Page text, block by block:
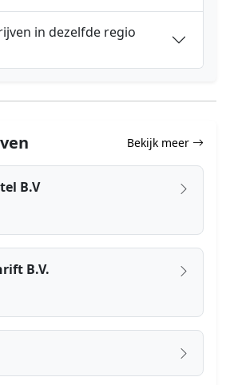
in dezelfde regio
Bekijk meer
B.V
B.V.